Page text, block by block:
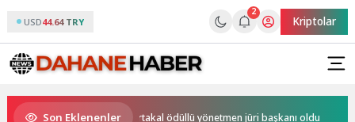
USD44.64 TRY
2
Kriptolar
Son EklenenlerAltın Portakal ödüllü yönetmen jüri başkanı oldu